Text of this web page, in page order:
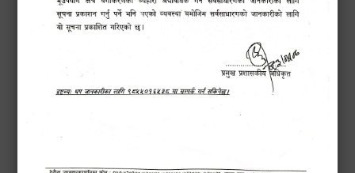
कर सेवा सम्बन्धी
सूचना
सम्पन्न!
कार्यक्रम